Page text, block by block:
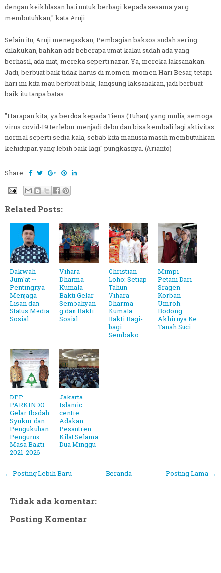
dengan keikhlasan hati untuk berbagi kepada sesama yang
membutuhkan," kata Aruji.
Selain itu, Aruji menegaskan, Pembagian baksos sudah sering
dilakukan, bahkan ada beberapa umat kalau sudah ada yang
berhasil, ada niat, mereka seperti nazar. Ya, mereka laksanakan.
Jadi, berbuat baik tidak harus di momen-momen Hari Besar, tetapi
hari ini kita mau berbuat baik, langsung laksanakan, jadi berbuat
baik itu tanpa batas.
"Harapan kita, ya berdoa kepada Tiens (Tuhan) yang mulia, semoga
virus covid-19 terlebur menjadi debu dan bisa kembali lagi aktivitas
normal seperti sedia kala, sebab kita manusia masih membutuhkan
kehidupan yang lebih baik lagi" pungkasnya. (Arianto)
Share:
Related Posts:
Dakwah
Jum'at ~
Pentingnya
Menjaga
Lisan dan
Status Media
Sosial
Vihara
Dharma
Kumala
Bakti Gelar
Sembahyan
g dan Bakti
Sosial
Christian
Loho: Setiap
Tahun
Vihara
Dharma
Kumala
Bakti Bagi-
bagi
Sembako
Mimpi
Petani Dari
Sragen
Korban
Umroh
Bodong
Akhirnya Ke
Tanah Suci
DPP
PARKINDO
Gelar Ibadah
Syukur dan
Pengukuhan
Pengurus
Masa Bakti
2021-2026
Jakarta
Islamic
centre
Adakan
Pesantren
Kilat Selama
Dua Minggu
← Posting Lebih Baru Posting Lama →
Beranda
Tidak ada komentar:
Posting Komentar